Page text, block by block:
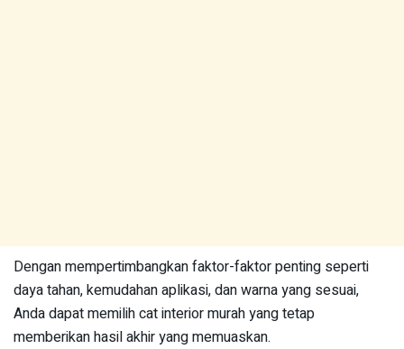
Dengan mempertimbangkan faktor-faktor penting seperti
daya tahan, kemudahan aplikasi, dan warna yang sesuai,
Anda dapat memilih cat interior murah yang tetap
memberikan hasil akhir yang memuaskan.